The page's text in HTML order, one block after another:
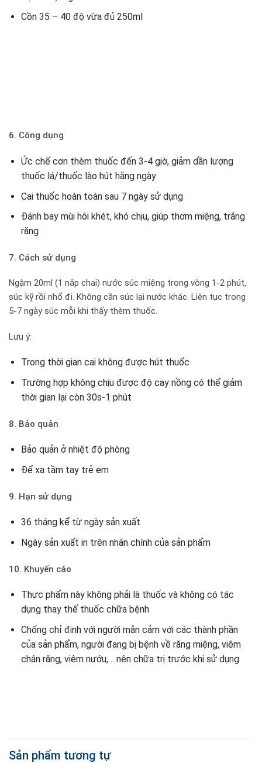
Cồn 35 – 40 độ vừa đủ 250ml
6. Công dụng
Ức chế cơn thèm thuốc đến 3-4 giờ, giảm dần lượng
thuốc lá/thuốc lào hút hằng ngày
Cai thuốc hoàn toàn sau 7 ngày sử dụng
Đánh bay mùi hôi khét, khó chịu, giúp thơm miệng, trắng
răng
7. Cách sử dụng
Ngậm 20ml (1 nắp chai) nước súc miệng trong vòng 1-2 phút,
súc kỹ rồi nhổ đi. Không cần súc lại nước khác. Liên tục trong
5-7 ngày súc mỗi khi thấy thèm thuốc.
Lưu ý:
Trong thời gian cai không được hút thuốc
Trường hợp không chịu được độ cay nồng có thể giảm
thời gian lại còn 30s-1 phút
8. Bảo quản
Bảo quản ở nhiệt độ phòng
Để xa tầm tay trẻ em
9. Hạn sử dụng
36 tháng kể từ ngày sản xuất
Ngày sản xuất in trên nhãn chính của sản phẩm
10. Khuyến cáo
Thực phẩm này không phải là thuốc và không có tác
dụng thay thế thuốc chữa bệnh
Chống chỉ định với người mẫn cảm với các thành phần
của sản phẩm, người đang bị bệnh về răng miệng, viêm
chân răng, viêm nướu,… nên chữa trị trước khi sử dụng
Sản phẩm tương tự